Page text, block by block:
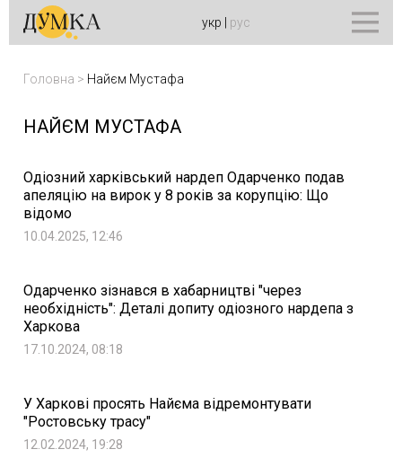
укр рус
Головна > Найєм Мустафа
НАЙЄМ МУСТАФА
Одіозний харківський нардеп Одарченко подав
апеляцію на вирок у 8 років за корупцію: Що
відомо
10.04.2025, 12:46
Одарченко зізнався в хабарництві "через
необхідність": Деталі допиту одіозного нардепа з
Харкова
17.10.2024, 08:18
У Харкові просять Найєма відремонтувати
"Ростовську трасу"
12.02.2024, 19:28